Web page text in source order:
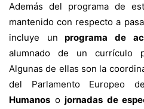
Además del programa de
mantenido con respecto a
incluye un programa de
alumnado de un currículo
Algunas de ellas son la
del Parlamento Europeo
Humanos ojornadas de